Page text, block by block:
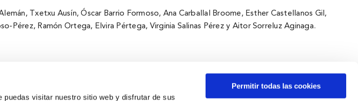
visitar nuestro sitio web y disfrutar de sus
Permitir todas las cookies
Txetxu Ausí­n, Óscar Barrio Formoso, Ana Carballal Broome, Esther Castellanos Gil,
Pérez, Ramón Ortega, Elvira Pértega, Virginia Salinas Pérez y Aitor Sorreluz Aginaga.